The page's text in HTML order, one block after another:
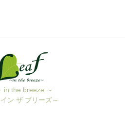
in the breeze ～
ン ザ ブリーズ～